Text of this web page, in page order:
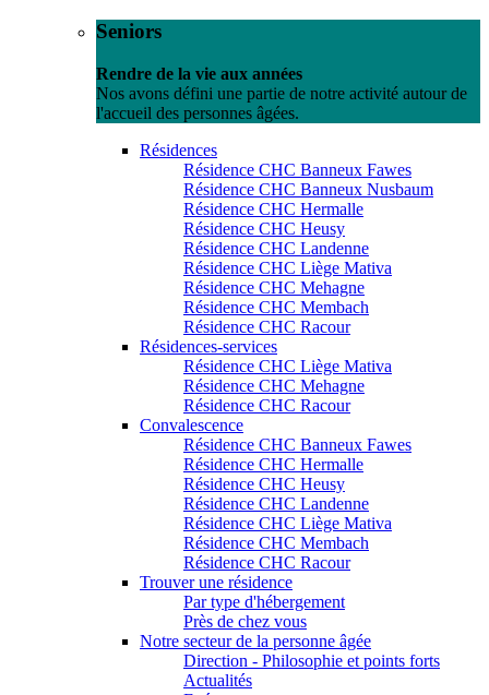
Seniors
Rendre de la vie aux années
Nos avons défini une partie de notre activité autour de
l'accueil des personnes âgées.
Résidences
Résidence CHC Banneux Fawes
Résidence CHC Banneux Nusbaum
Résidence CHC Hermalle
Résidence CHC Heusy
Résidence CHC Landenne
Résidence CHC Liège Mativa
Résidence CHC Mehagne
Résidence CHC Membach
Résidence CHC Racour
Résidences-services
Résidence CHC Liège Mativa
Résidence CHC Mehagne
Résidence CHC Racour
Convalescence
Résidence CHC Banneux Fawes
Résidence CHC Hermalle
Résidence CHC Heusy
Résidence CHC Landenne
Résidence CHC Liège Mativa
Résidence CHC Membach
Résidence CHC Racour
Trouver une résidence
Par type d'hébergement
Près de chez vous
Notre secteur de la personne âgée
Direction - Philosophie et points forts
Actualités